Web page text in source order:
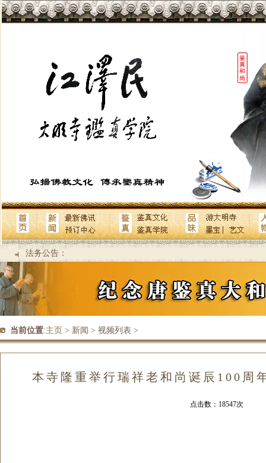
法务公告：
当前位置:主页 > 新闻 > 视频列表 >
本寺隆重举行瑞祥老和尚诞辰100周
点击数：18547次